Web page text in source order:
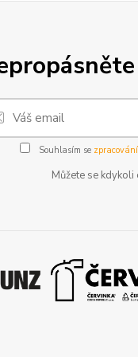
Souhlasím se
Můžete se